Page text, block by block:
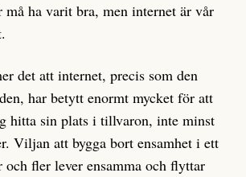
ha varit bra, men internet är vår
det att internet, precis som den
har betytt enormt mycket för att
hitta sin plats i tillvaron, inte minst
Viljan att bygga bort ensamhet i ett
och fler lever ensamma och flyttar